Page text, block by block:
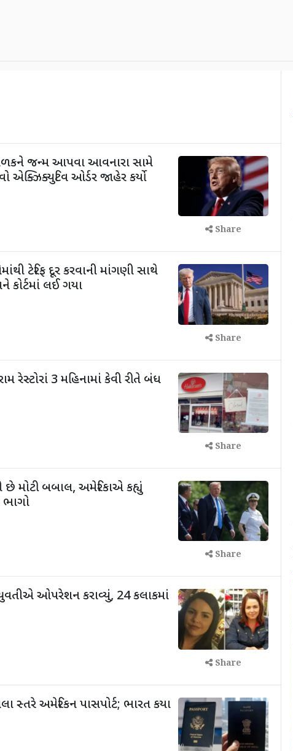
જન્મ આપવા આવનારા સામે
એક્ઝિક્યુટિવ ઓર્ડર જાહેર કર્યો
Share
ટેરિફ દૂર કરવાની માંગણી સાથે
કોર્ટમાં લઈ ગયા
Share
રેસ્ટોરાં 3 મહિનામાં કેવી રીતે બંધ
Share
મોટી બબાલ, અમેરિકાએ કહ્યું
ભાગો
Share
યુવતીએ ઓપરેશન કરાવ્યું, 24 કલાકમાં
Share
સ્તરે અમેરિકન પાસપોર્ટ; ભારત કયા